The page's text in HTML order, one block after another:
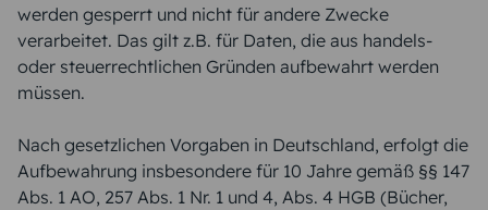
werden gesperrt und nicht für andere Zwecke
verarbeitet. Das gilt z.B. für Daten, die aus handels-
oder steuerrechtlichen Gründen aufbewahrt werden
müssen.
Nach gesetzlichen Vorgaben in Deutschland, erfolgt die
Aufbewahrung insbesondere für 10 Jahre gemäß §§ 147
Abs. 1 AO, 257 Abs. 1 Nr. 1 und 4, Abs. 4 HGB (Bücher,